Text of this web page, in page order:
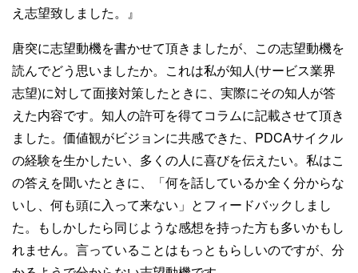
え志望致しました。』
唐突に志望動機を書かせて頂きましたが、この志望動機を
読んでどう思いましたか。これは私が知人(サービス業界
志望)に対して面接対策したときに、実際にその知人が答
えた内容です。知人の許可を得てコラムに記載させて頂き
ました。価値観がビジョンに共感できた、PDCAサイクル
の経験を生かしたい、多くの人に喜びを伝えたい。私はこ
の答えを聞いたときに、「何を話しているか全く分からな
いし、何も頭に入って来ない」とフィードバックしまし
た。もしかしたら同じような感想を持った方も多いかもし
れません。言っていることはもっともらしいのですが、分